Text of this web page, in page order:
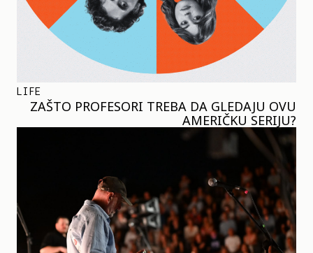
LIFE
ZAŠTO PROFESORI TREBA DA GLEDAJU OVU
AMERIČKU SERIJU?